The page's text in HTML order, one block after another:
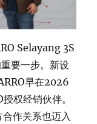
Selayang 3S
要一步。新设
早在2026
权经销伙伴。
作关系也迈入